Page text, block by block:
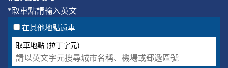
*取車點請輸入英文
在其他地點還車
取車地點 (拉丁字元)